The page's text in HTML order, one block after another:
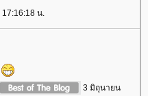
น.
3 มิถุนายน